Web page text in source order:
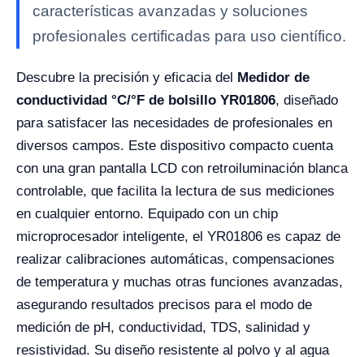
características avanzadas y soluciones
profesionales certificadas para uso científico.
Descubre la precisión y eficacia del Medidor de
conductividad °C/°F de bolsillo YR01806, diseñado
para satisfacer las necesidades de profesionales en
diversos campos. Este dispositivo compacto cuenta
con una gran pantalla LCD con retroiluminación blanca
controlable, que facilita la lectura de sus mediciones
en cualquier entorno. Equipado con un chip
microprocesador inteligente, el YR01806 es capaz de
realizar calibraciones automáticas, compensaciones
de temperatura y muchas otras funciones avanzadas,
asegurando resultados precisos para el modo de
medición de pH, conductividad, TDS, salinidad y
resistividad. Su diseño resistente al polvo y al agua